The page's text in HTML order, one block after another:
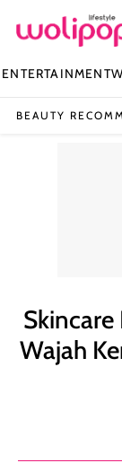
ENTERTAINMENT
BEAUTY
Wajah